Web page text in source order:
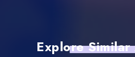
Explore Similar